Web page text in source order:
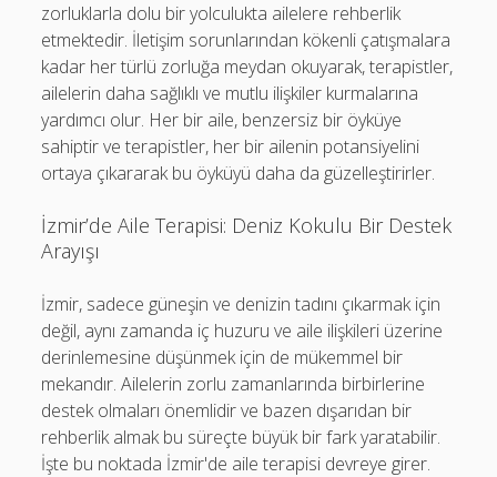
zorluklarla dolu bir yolculukta ailelere rehberlik
etmektedir. İletişim sorunlarından kökenli çatışmalara
kadar her türlü zorluğa meydan okuyarak, terapistler,
ailelerin daha sağlıklı ve mutlu ilişkiler kurmalarına
yardımcı olur. Her bir aile, benzersiz bir öyküye
sahiptir ve terapistler, her bir ailenin potansiyelini
ortaya çıkararak bu öyküyü daha da güzelleştirirler.
İzmir’de Aile Terapisi: Deniz Kokulu Bir Destek
Arayışı
İzmir, sadece güneşin ve denizin tadını çıkarmak için
değil, aynı zamanda iç huzuru ve aile ilişkileri üzerine
derinlemesine düşünmek için de mükemmel bir
mekandır. Ailelerin zorlu zamanlarında birbirlerine
destek olmaları önemlidir ve bazen dışarıdan bir
rehberlik almak bu süreçte büyük bir fark yaratabilir.
İşte bu noktada İzmir'de aile terapisi devreye girer.